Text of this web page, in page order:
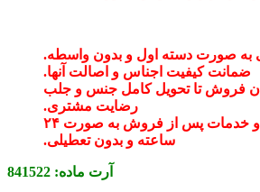
به صورت دسته اول و بدون واسطه.
ضمانت کیفیت اجناس و اصالت آنها.
فروش تا تحویل کامل جنس و جلب
رضایت مشتری.
پشتیبانی فروش و خدمات پس از فروش به صورت ۲۴
ساعته و بدون تعطیلی.
آرت ماده: 841522